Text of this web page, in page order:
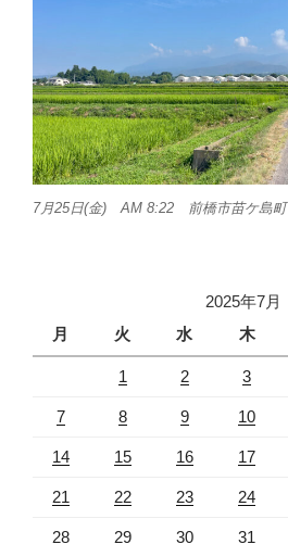
7月25日(金) AM 8:22 前橋市苗ケ島町
2025年7月
月
火 水 木
1 2 3
7 8 9 10
14 15 16 17
21 22 23 24
28 29 30 31